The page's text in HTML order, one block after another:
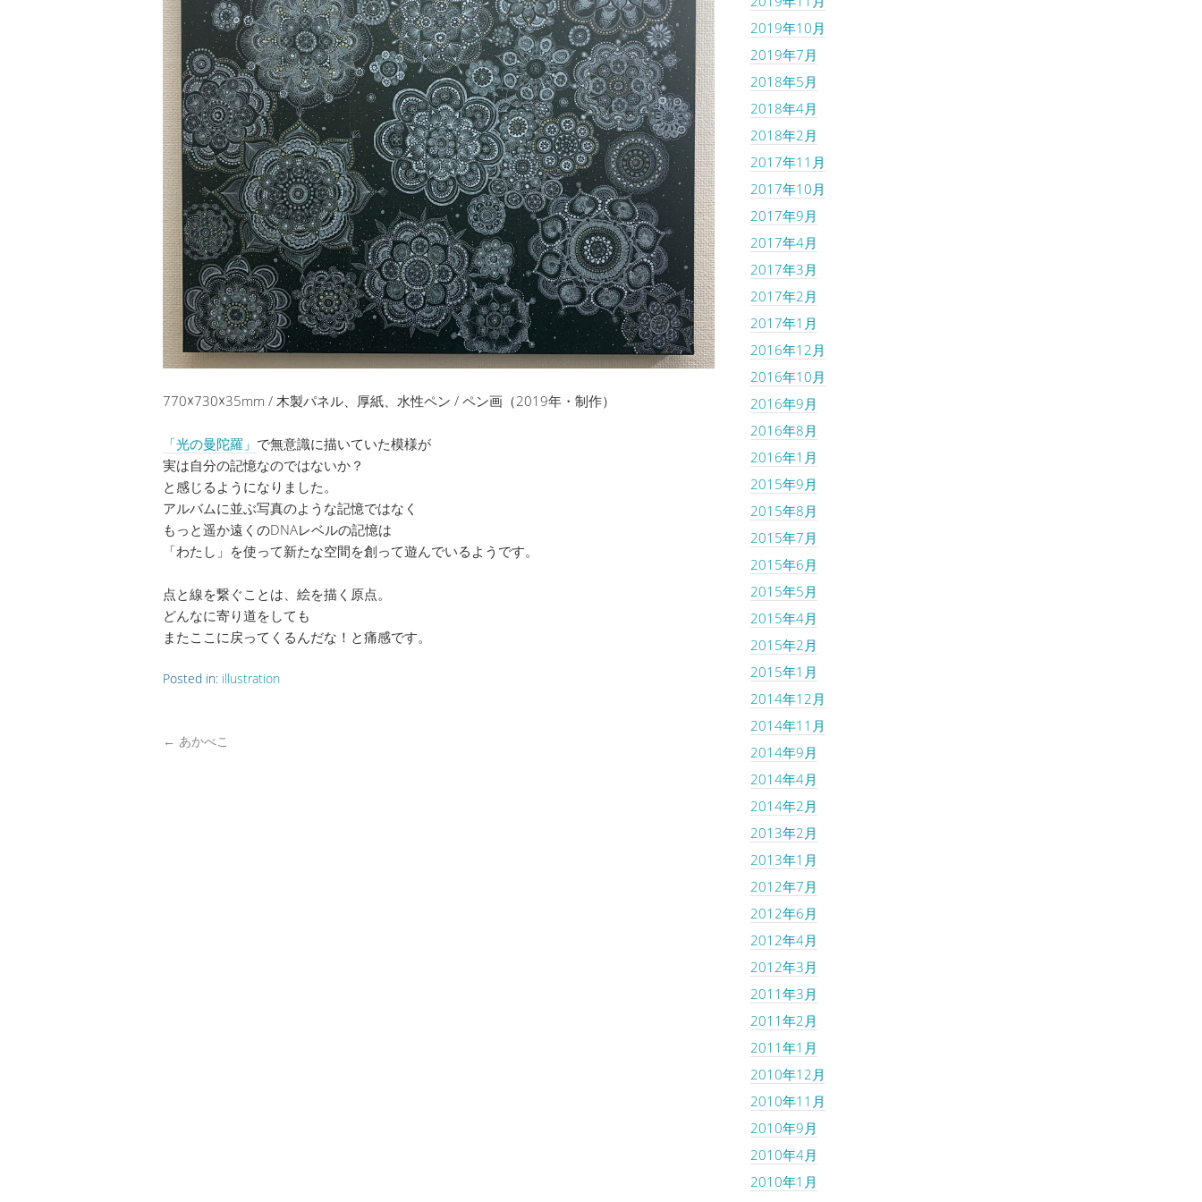
770☓730☓35mm / 木製パネル、厚紙、水性ペン / ペン画（2019年・制作）
「光の曼陀羅」 で無意識に描いていた模様が
実は自分の記憶なのではないか？
と感じるようになりました。
アルバムに並ぶ写真のような記憶ではなく
もっと遥か遠くのDNAレベルの記憶は
「わたし」を使って新たな空間を創って遊んでいるようです。
点と線を繋ぐことは、絵を描く原点。
どんなに寄り道をしても
またここに戻ってくるんだな！と痛感です。
Posted in: illustration
← あかべこ
2019年10月
2019年7月
2018年5月
2018年4月
2018年2月
2017年11月
2017年10月
2017年9月
2017年4月
2017年3月
2017年2月
2017年1月
2016年12月
2016年10月
2016年9月
2016年8月
2016年1月
2015年9月
2015年8月
2015年7月
2015年6月
2015年5月
2015年4月
2015年2月
2015年1月
2014年12月
2014年11月
2014年9月
2014年4月
2014年2月
2013年2月
2013年1月
2012年7月
2012年6月
2012年4月
2012年3月
2011年3月
2011年2月
2011年1月
2010年12月
2010年11月
2010年9月
2010年4月
2010年1月